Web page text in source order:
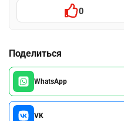
0
Поделиться
WhatsApp
VK